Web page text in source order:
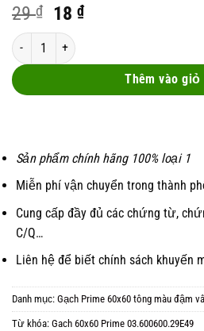
29₫
Original
price
was:
29 ₫.
18₫Current
18 ₫.
Gach 60x60 Prime 03.600600.29E49 số
Thêm vào giỏ
Sản phẩm chính hãng 100% loại 1
Miễn phí vận chuyển trong thành
Cung cấp đầy đủ các chứng từ,
C/Q…
Liên hệ để biết chính sách khuyến
Danh mục: Gạch Prime 60x60 tông màu đậm
Từ khóa: Gach 60x60 Prime 03.600600.29E49